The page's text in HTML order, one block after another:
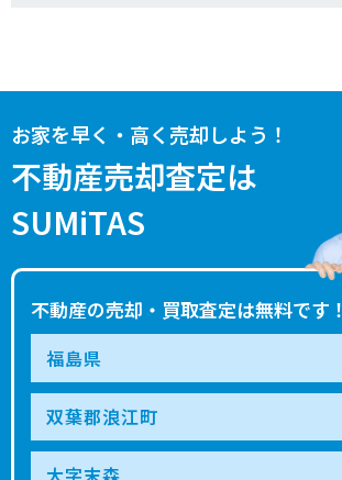
お家を早く・高く売却しよう！
不動産売却査定は
SUMiTAS
不動産の売却・買取査定は無料です！